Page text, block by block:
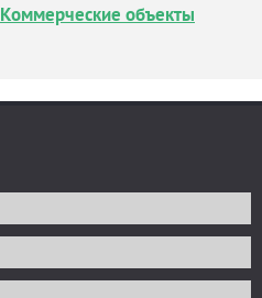
Коммерческие объекты